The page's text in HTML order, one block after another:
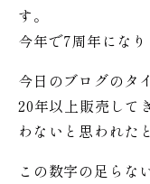
す。
今年で7周年になり
今日のブログのタ
20年以上販売して
わないと思われた
この数字の足らな